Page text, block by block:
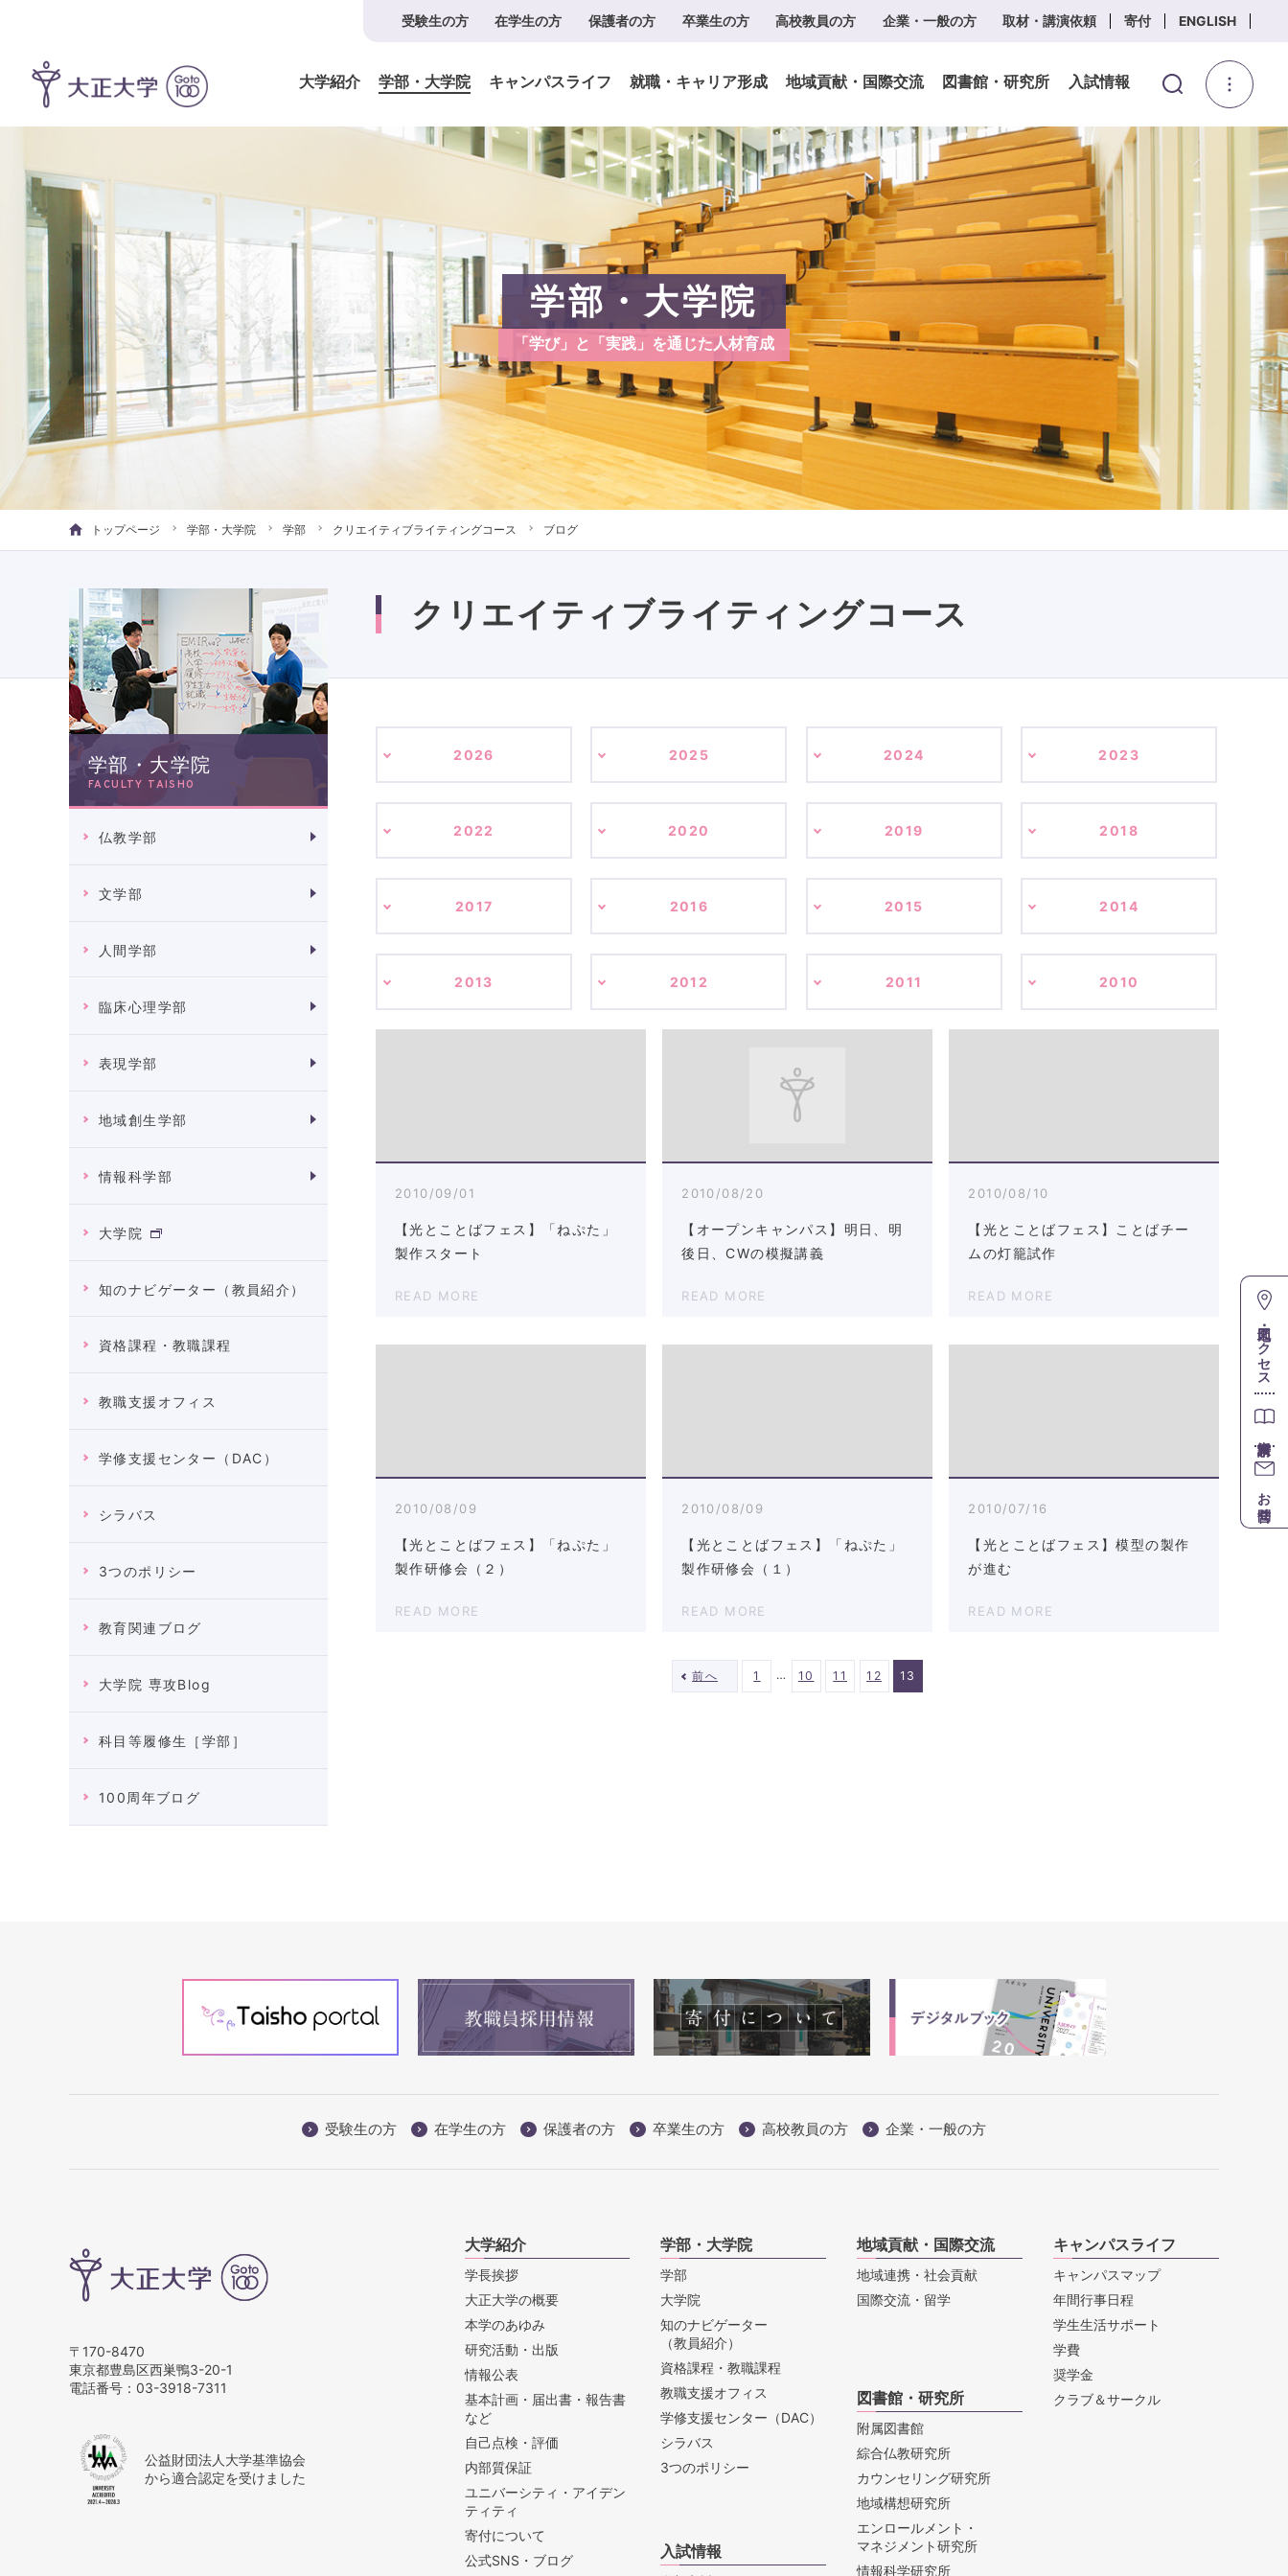
受験生の方 在学生の方 保護者の方 卒業生の方 高校教員の方 企業・一般の方 取材・講演依頼 寄付 ENGLISH
大学紹介 学部・大学院 キャンパスライフ 就職・キャリア形成 地域貢献・国際交流 図書館・研究所 入試情報
学部・大学院
「学び」と「実践」を通じた人材育成
トップページ 学部・大学院 学部 クリエイティブライティングコース ブログ
学部・大学院
FACULTY TAISHO
仏教学部
文学部
人間学部
臨床心理学部
表現学部
地域創生学部
情報科学部
大学院
知のナビゲーター（教員紹介）
資格課程・教職課程
教職支援オフィス
学修支援センター（DAC）
シラバス
3つのポリシー
教育関連ブログ
大学院 専攻Blog
科目等履修生［学部］
100周年ブログ
クリエイティブライティングコース
2026 2025 2024 2023
2022 2020 2019 2018
2017 2016 2015 2014
2013 2012 2011 2010
2010/09/01
【光とことばフェス】「ねぷた」
製作スタート
READ MORE
2010/08/20
【オープンキャンパス】明日、明
後日、CWの模擬講義
READ MORE
2010/08/10
【光とことばフェス】ことばチー
ムの灯籠試作
READ MORE
2010/08/09
【光とことばフェス】「ねぷた」
製作研修会（２）
READ MORE
2010/08/09
【光とことばフェス】「ねぷた」
製作研修会（１）
READ MORE
2010/07/16
【光とことばフェス】模型の製作
が進む
READ MORE
前へ 1 … 10 11 12 13
受験生の方 在学生の方 保護者の方 卒業生の方 高校教員の方 企業・一般の方
〒170-8470
東京都豊島区西巣鴨3-20-1
電話番号： 03-3918-7311
公益財団法人大学基準協会
から適合認定を受けました
大学紹介
学長挨拶
大正大学の概要
本学のあゆみ
研究活動・出版
情報公表
基本計画・届出書・報告書
など
自己点検・評価
内部質保証
ユニバーシティ・アイデン
ティティ
寄付について
公式SNS・ブログ
学部・大学院
学部
大学院
知のナビゲーター
（教員紹介）
資格課程・教職課程
教職支援オフィス
学修支援センター（DAC）
シラバス
3つのポリシー
地域貢献・国際交流
地域連携・社会貢献
国際交流・留学
キャンパスライフ
キャンパスマップ
年間行事日程
学生生活サポート
学費
奨学金
クラブ＆サークル
入試情報
図書館・研究所
附属図書館
綜合仏教研究所
カウンセリング研究所
地域構想研究所
エンロールメント・
マネジメント研究所
情報科学研究所
地図・アクセス
お問合せ